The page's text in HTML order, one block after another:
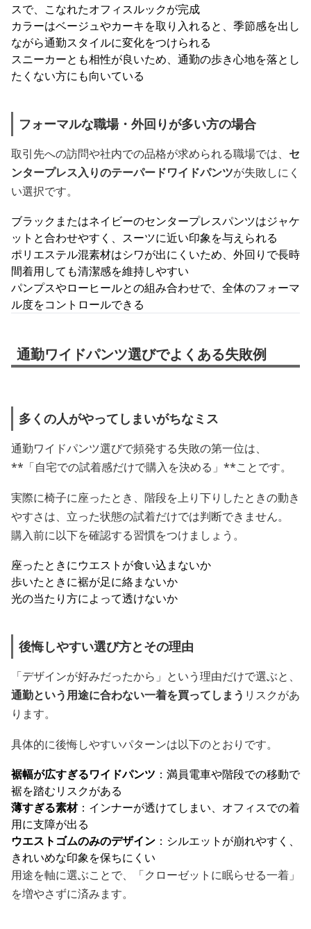
スで、こなれたオフィスルックが完成
カラーはベージュやカーキを取り入れると、季節感を出し
ながら通勤スタイルに変化をつけられる
スニーカーとも相性が良いため、通勤の歩き心地を落とし
たくない方にも向いている
フォーマルな職場・外回りが多い方の場合
取引先への訪問や社内での品格が求められる職場では、 セ
ンタープレス入りのテーパードワイドパンツが失敗しにく
い選択です。
ブラックまたはネイビーのセンタープレスパンツはジャケ
ットと合わせやすく、スーツに近い印象を与えられる
ポリエステル混素材はシワが出にくいため、外回りで長時
間着用しても清潔感を維持しやすい
パンプスやローヒールとの組み合わせで、全体のフォーマ
ル度をコントロールできる
通勤ワイドパンツ選びでよくある失敗例
多くの人がやってしまいがちなミス
通勤ワイドパンツ選びで頻発する失敗の第一位は、
**「自宅での試着感だけで購入を決める」**ことです。
実際に椅子に座ったとき、階段を上り下りしたときの動き
やすさは、立った状態の試着だけでは判断できません。
購入前に以下を確認する習慣をつけましょう。
座ったときにウエストが食い込まないか
歩いたときに裾が足に絡まないか
光の当たり方によって透けないか
後悔しやすい選び方とその理由
「デザインが好みだったから」という理由だけで選ぶと、
通勤という用途に合わない一着を買ってしまう リスクがあ
ります。
具体的に後悔しやすいパターンは以下のとおりです。
裾幅が広すぎるワイドパンツ ：満員電車や階段での移動で
裾を踏むリスクがある
薄すぎる素材：インナーが透けてしまい、オフィスでの着
用に支障が出る
ウエストゴムのみのデザイン ：シルエットが崩れやすく、
きれいめな印象を保ちにくい
用途を軸に選ぶことで、「クローゼットに眠らせる一着」
を増やさずに済みます。